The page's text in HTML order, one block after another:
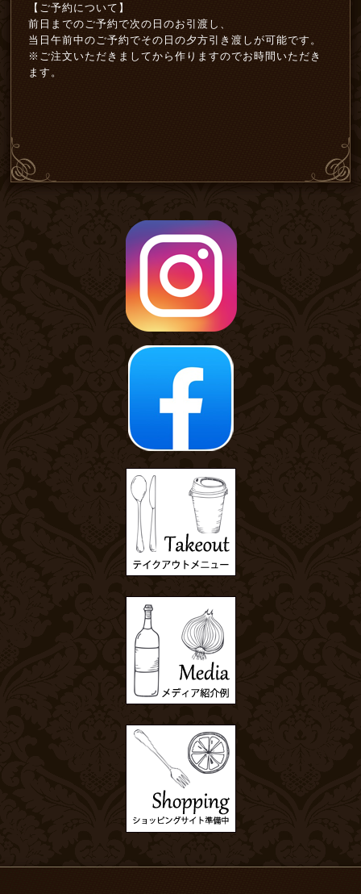
【ご予約について】
前日までのご予約で次の日のお引渡し、
当日午前中のご予約でその日の夕方引き渡しが可能です。
※ご注文いただきましてから作りますのでお時間いただき
ます。